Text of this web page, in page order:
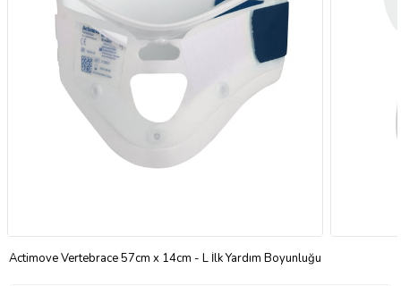
Actimove Vertebrace 57cm x 14cm - L İlk Yardım Boyunluğu